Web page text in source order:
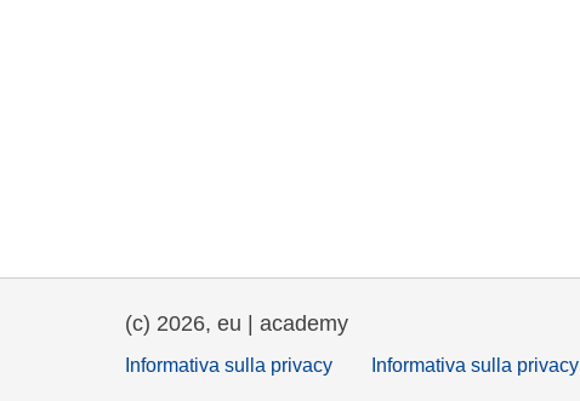
(c) 2026, eu | academy
Informativa sulla privacy Informativa sulla privacy